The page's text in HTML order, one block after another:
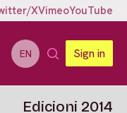
XVimeoYouTube
EN Sign in
Edicioni 2014